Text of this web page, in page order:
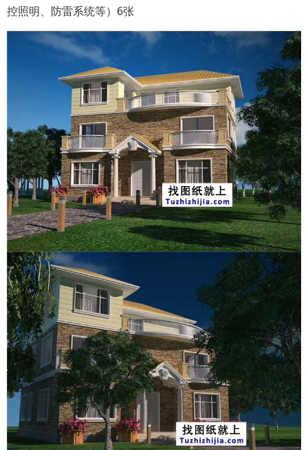
控照明、防雷系统等）6张